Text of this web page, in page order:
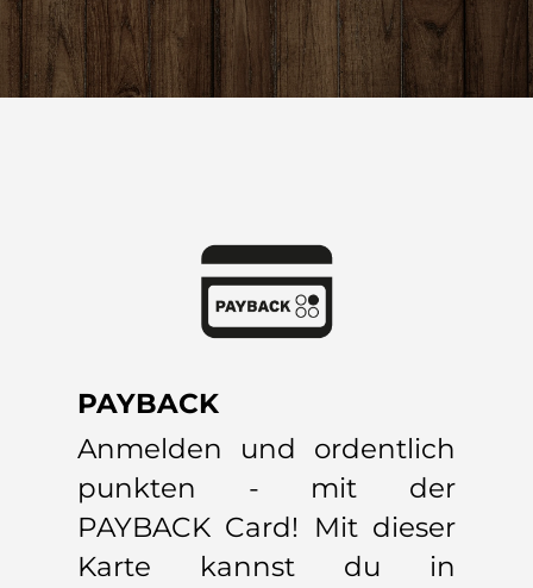
PAYBACK
Anmelden und ordentlich
punkten - mit der
PAYBACK Card! Mit dieser
Karte kannst du in